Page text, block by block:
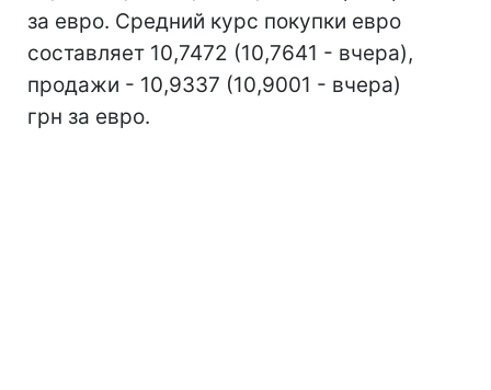
за евро. Средний курс покупки евро
составляет 10,7472 (10,7641 - вчера),
продажи - 10,9337 (10,9001 - вчера)
грн за евро.